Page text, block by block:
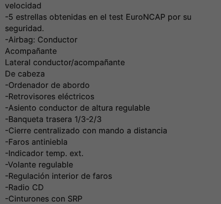
velocidad
-5 estrellas obtenidas en el test EuroNCAP por su
seguridad.
-Airbag: Conductor
Acompañante
Lateral conductor/acompañante
De cabeza
-Ordenador de abordo
-Retrovisores eléctricos
-Asiento conductor de altura regulable
-Banqueta trasera 1/3-2/3
-Cierre centralizado con mando a distancia
-Faros antiniebla
-Indicador temp. ext.
-Volante regulable
-Regulación interior de faros
-Radio CD
-Cinturones con SRP